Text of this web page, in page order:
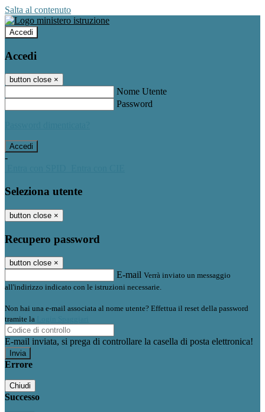
Salta al contenuto
Accedi
Accedi
button close ×
Nome Utente
Password
-
Seleziona utente
button close ×
Recupero password
button close ×
E-mail Verrà inviato un messaggio
all'indirizzo indicato con le istruzioni necessarie.
Non hai una e-mail associata al nome utente? Effettua il reset della password
tramite la
E-mail inviata, si prega di controllare la casella di posta elettronica!
Errore
Chiudi
Successo